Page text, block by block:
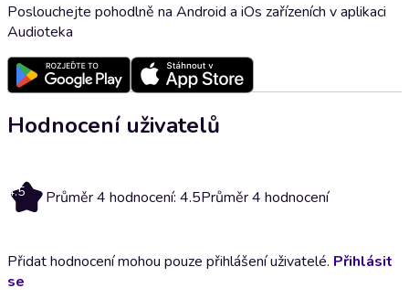
Poslouchejte pohodlně na Android a iOs zařízeních v aplikaci
Audioteka
Hodnocení uživatelů
4.5 Průměr 4 hodnocení: 4.5Průměr 4 hodnocení
Přidat hodnocení mohou pouze přihlášení uživatelé. Přihlásit
se